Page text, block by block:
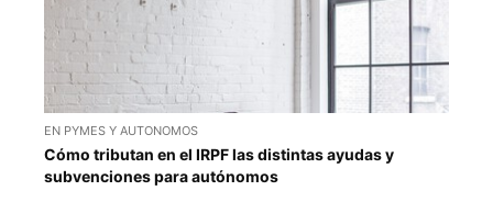
EN PYMES Y AUTONOMOS
Cómo tributan en el IRPF las distintas ayudas y
subvenciones para autónomos